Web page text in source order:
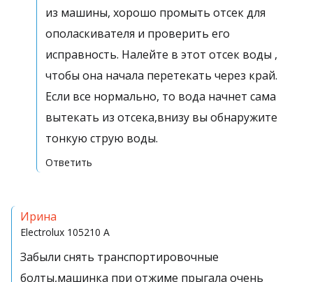
из машины, хорошо промыть отсек для
ополаскивателя и проверить его
исправность. Налейте в этот отсек воды ,
чтобы она начала перетекать через край.
Если все нормально, то вода начнет сама
вытекать из отсека,внизу вы обнаружите
тонкую струю воды.
Ответить
Ирина
Electrolux 105210 A
Забыли снять транспортировочные
болты,машинка при отжиме прыгала очень